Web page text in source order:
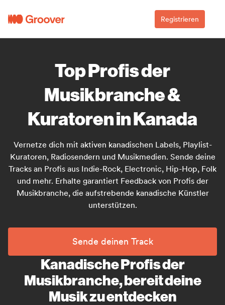
Registrieren
Top Profis der
Musikbranche &
Kuratoren in Kanada
Vernetze dich mit aktiven kanadischen Labels, Playlist-
Kuratoren, Radiosendern und Musikmedien. Sende deine
Tracks an Profis aus Indie-Rock, Electronic, Hip-Hop, Folk
und mehr. Erhalte garantiert Feedback von Profis der
Musikbranche, die aufstrebende kanadische Künstler
unterstützen.
Sende deinen Track
Kanadische Profis der
Musikbranche, bereit deine
Musik zu entdecken